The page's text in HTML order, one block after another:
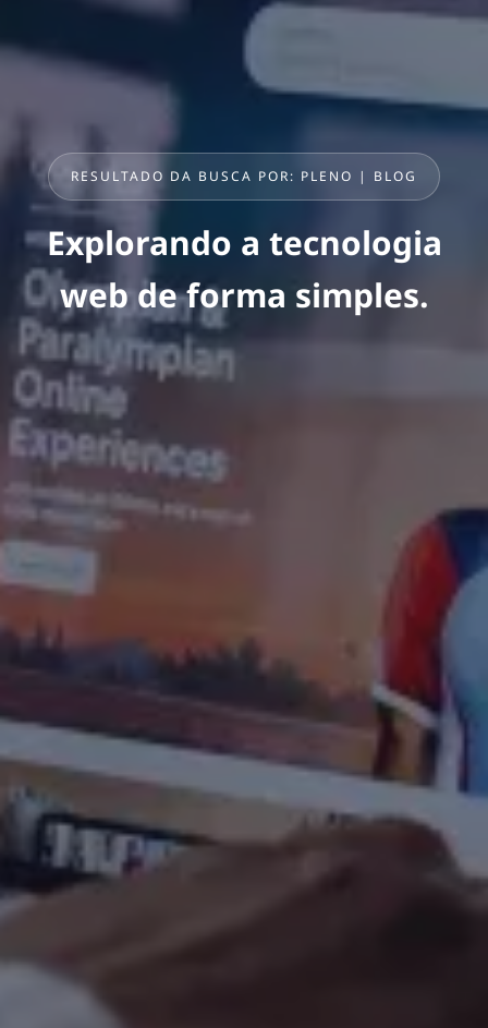
RESULTADO DA BUSCA POR: PLENO | BLOG
Explorando a tecnologia
web de forma simples.